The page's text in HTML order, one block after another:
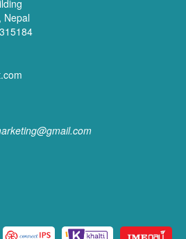
Nepal